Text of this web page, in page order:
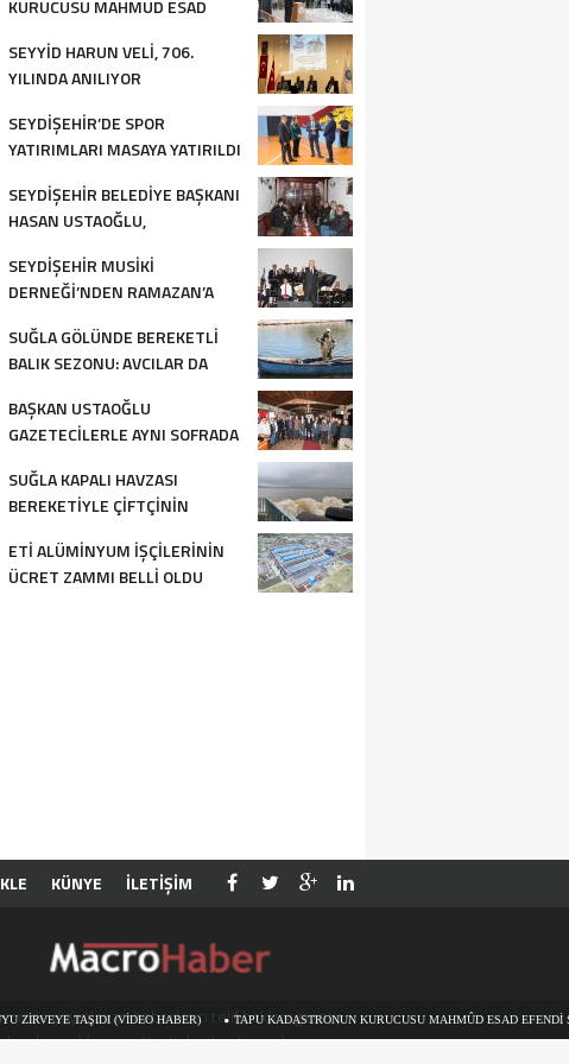
KURUCUSU MAHMÛD ESAD
SEYYID HARUN VELI, 706.
YILINDA ANILIYOR
SEYDIŞEHIR’DE SPOR
YATIRIMLARI MASAYA YATIRILDI
SEYDIŞEHIR BELEDIYE BAŞKANI
HASAN USTAOĞLU,
SEYDIŞEHIR MUSIKI
DERNEĞI’NDEN RAMAZAN’A
SUĞLA GÖLÜNDE BEREKETLI
BALIK SEZONU: AVCILAR DA
BAŞKAN USTAOĞLU
GAZETECILERLE AYNI SOFRADA
SUĞLA KAPALI HAVZASI
BEREKETIYLE ÇIFTÇININ
ETI ALÜMINYUM IŞÇILERININ
ÜCRET ZAMMI BELLI OLDU
KÜNYE
İLETİŞİM
yayınlanan haberlerin telif hakları gazete
kaynaklarına aittir, haberleri kopyalamayınız.
TAŞIDI (VİDEO HABER) TAPU KADASTRONUN KURUCUSU MAHMÛD ESAD EFENDI